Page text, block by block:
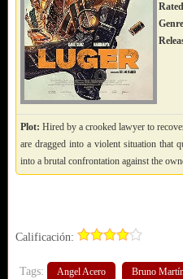
Plot: Hired by a crooked lawyer to
are dragged into a violent situation that
into a brutal confrontation against the
Calificación:
Tags: Angel Acero Bruno